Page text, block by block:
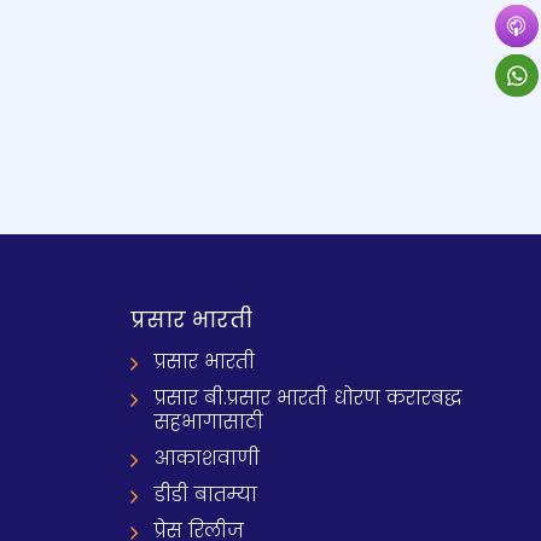
प्रसार भारती
प्रसार भारती
प्रसार बी.प्रसार भारती धोरण करारबद्ध
सहभागासाठी
आकाशवाणी
डीडी बातम्या
प्रेस रिलीज